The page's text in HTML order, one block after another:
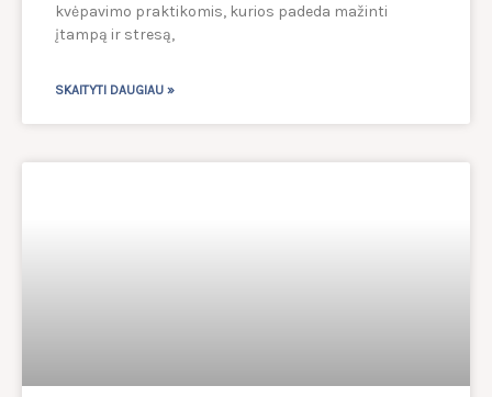
kvėpavimo praktikomis, kurios padeda mažinti
įtampą ir stresą,
SKAITYTI DAUGIAU »